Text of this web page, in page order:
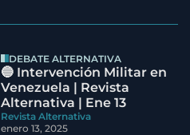
DEBATE ALTERNATIVA
🔵 Intervención Militar en
Venezuela | Revista
Alternativa | Ene 13
Revista Alternativa
enero 13, 2025